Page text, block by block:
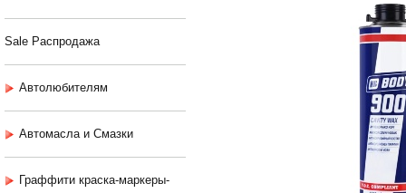
Sale Распродажа
Автолюбителям
Автомасла и Смазки
Граффити краска-маркеры-